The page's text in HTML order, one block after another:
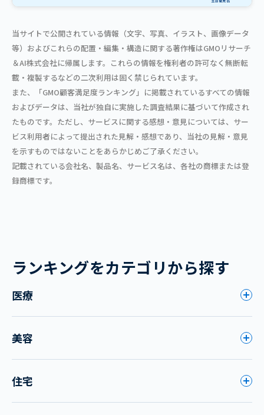
当サイトで公開されている情報（文字、写真、イラスト、画像データ
等）およびこれらの配置・編集・構造に関する著作権はGMOリサーチ
＆AI株式会社に帰属します。これらの情報を権利者の許可なく無断転
載・複製するなどの二次利用は固く禁じられています。
また、「GMO顧客満足度ランキング」に掲載されているすべての情報
およびデータは、当社が独自に実施した調査結果に基づいて作成され
たものです。ただし、サービスに関する感想・意見については、サー
ビス利用者によって提出された見解・感想であり、当社の見解・意見
を示すものではないことをあらかじめご了承ください。
記載されている会社名、製品名、サービス名は、各社の商標または登
録商標です。
ランキングをカテゴリから探す
医療
美容
住宅